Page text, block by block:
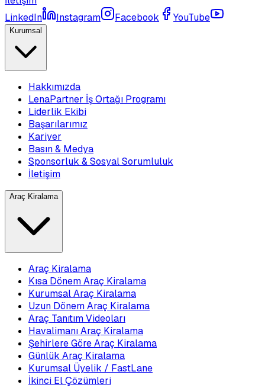
LinkedIn
Instagram Facebook YouTube
Kurumsal
Hakkımızda
LenaPartner İş Ortağı Programı
Liderlik Ekibi
Başarılarımız
Kariyer
Basın & Medya
Sponsorluk & Sosyal Sorumluluk
İletişim
Araç Kiralama
Araç Kiralama
Kısa Dönem Araç Kiralama
Kurumsal Araç Kiralama
Uzun Dönem Araç Kiralama
Araç Tanıtım Videoları
Havalimanı Araç Kiralama
Şehirlere Göre Araç Kiralama
Günlük Araç Kiralama
Kurumsal Üyelik / FastLane
İkinci El Çözümleri